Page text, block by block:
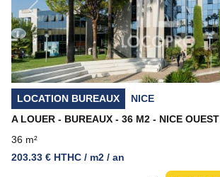
Previous
LOCATION BUREAUX
NICE
A LOUER - BUREAUX - 36 M2 - NICE OUEST
36 m²
203.33 € HTHC / m2 / an